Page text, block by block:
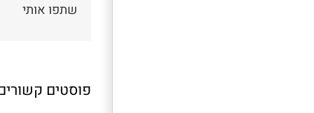
שתפו אותי
פוסטים